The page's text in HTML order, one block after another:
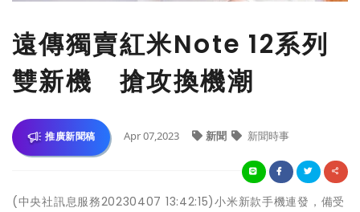
遠傳獨賣紅米Note 12系列
雙新機 搶攻換機潮
推廣新聞稿 Apr 07,2023 新聞 新聞時事
(中央社訊息服務20230407 13:42:15)小米新款手機連發，備受